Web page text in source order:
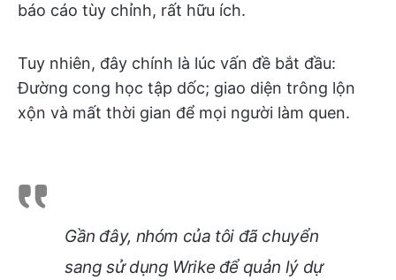
báo cáo tùy chỉnh, rất hữu ích.
Tuy nhiên, đây chính là lúc vấn đề bắt đầu:
Đường cong học tập dốc; giao diện trông lộn
xộn và mất thời gian để mọi người làm quen.
Gần đây, nhóm của tôi đã chuyển
sang sử dụng Wrike để quản lý dự